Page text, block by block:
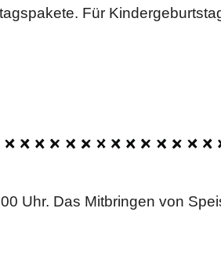
Für
Uhr. Das Mitbringen von